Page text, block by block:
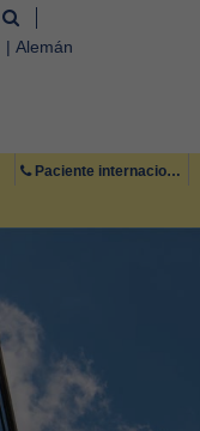
Alemán
Paciente internacional +34 971 222 222